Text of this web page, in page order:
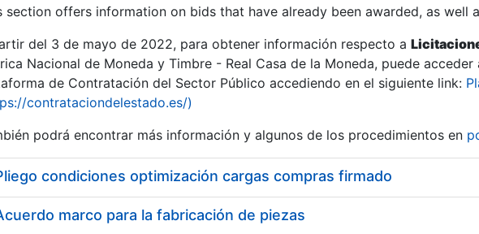
Show/Hide
Show/Hide
Show/Hide
section offers information on bids that have already been awarded, as well
del 3 de mayo de 2022, para obtener información respecto a
Nacional de Moneda y Timbre - Real Casa de la Moneda, puede
de Contratación del Sector Público accediendo en el siguiente link:
contrataciondelestado.es/)
podrá encontrar más información y algunos de los procedimientos en
condiciones optimización cargas compras firmado
marco para la fabricación de piezas